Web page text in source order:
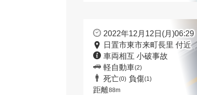
2022年12月12日(月)06:29
日置市東市来町長里 付近
車両相互 小破事故
軽自動車(2)
死亡(0) 負傷(1)
距離88m